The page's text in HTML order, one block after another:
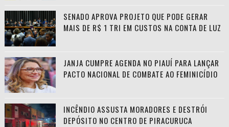
SENADO APROVA PROJETO QUE PODE GERAR
MAIS DE R$ 1 TRI EM CUSTOS NA CONTA DE LUZ
JANJA CUMPRE AGENDA NO PIAUÍ PARA LANÇAR
PACTO NACIONAL DE COMBATE AO FEMINICÍDIO
INCÊNDIO ASSUSTA MORADORES E DESTRÓI
DEPÓSITO NO CENTRO DE PIRACURUCA